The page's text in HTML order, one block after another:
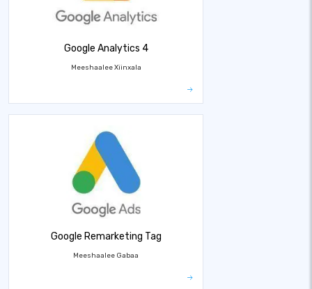
Google Analytics 4
Meeshaalee Xiinxala
Google Remarketing Tag
Meeshaalee Gabaa